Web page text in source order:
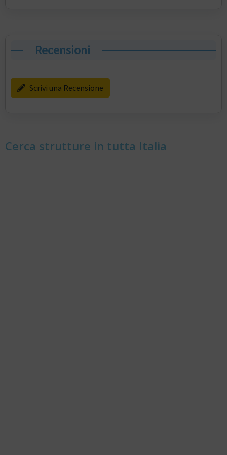
Recensioni
Scrivi una Recensione
Cerca strutture in tutta Italia